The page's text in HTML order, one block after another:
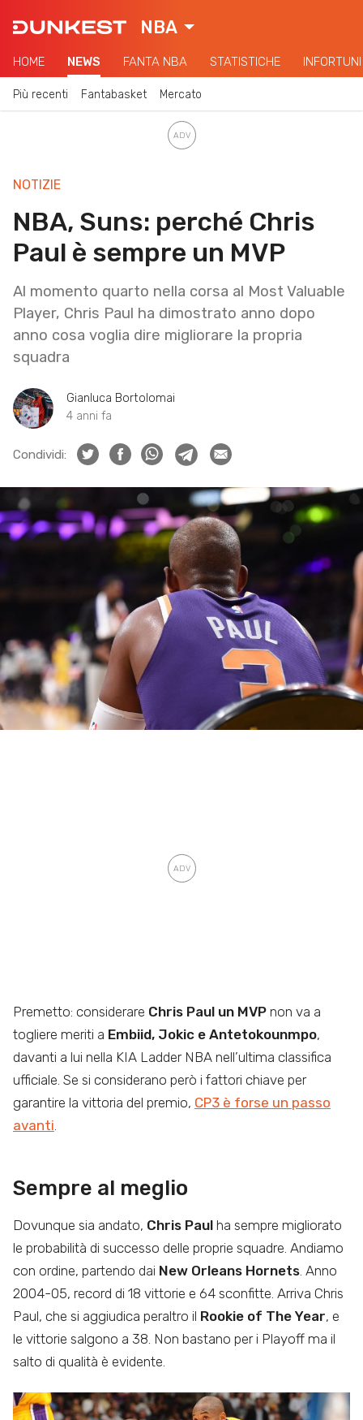
NBA
HOME NEWS FANTA NBA STATISTICHE INFORTUNI
Più recenti Fantabasket Mercato
NOTIZIE
NBA, Suns: perché Chris
Paul è sempre un MVP
Al momento quarto nella corsa al Most Valuable
Player, Chris Paul ha dimostrato anno dopo
anno cosa voglia dire migliorare la propria
squadra
Gianluca Bortolomai
4 anni fa
Condividi:
Premetto: considerare Chris Paul un MVP non va a
togliere meriti a Embiid, Jokic e Antetokounmpo,
davanti a lui nella KIA Ladder NBA nell’ultima classifica
ufficiale. Se si considerano però i fattori chiave per
garantire la vittoria del premio, CP3 è forse un passo
avanti.
Sempre al meglio
Dovunque sia andato, Chris Paul ha sempre migliorato
le probabilità di successo delle proprie squadre. Andiamo
con ordine, partendo dai New Orleans Hornets. Anno
2004-05, record di 18 vittorie e 64 sconfitte. Arriva Chris
Paul, che si aggiudica peraltro il Rookie of The Year, e
le vittorie salgono a 38. Non bastano per i Playoff ma il
salto di qualità è evidente.